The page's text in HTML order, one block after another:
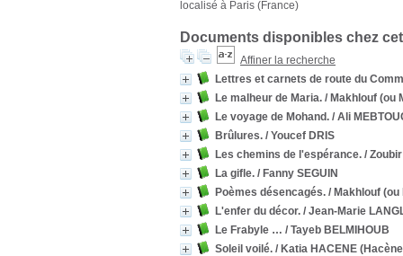
localisé à Paris (France)
Documents disponibles chez
Affiner la recherche
Lettres et carnets de route du
Le malheur de Maria. / Makhlouf (ou
Le voyage de Mohand. / Ali
Brûlures. / Youcef DRIS
Les chemins de l'espérance. /
La gifle. / Fanny SEGUIN
Poèmes désencagés. / Makhlouf
L'enfer du décor. / Jean-Marie
Le Frabyle … / Tayeb BELMIHOUB
Soleil voilé. / Katia HACENE